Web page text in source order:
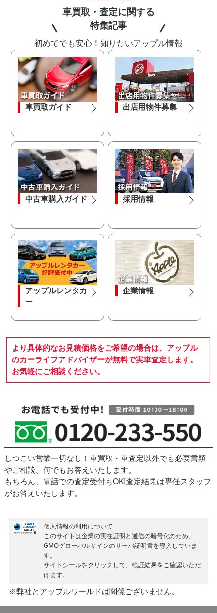
車買取・査定に関する
特集記事
初めてでも安心！知りたいアップル情報
車買取ガイド 出店用物件募集
中古車購入ガイド 採用情報
アップルレンタカ
ー
企業情報
より具体的なお見積価格をご希望の場合は、アップル
のカーライフアドバイザーが無料で実車査定します。
お気軽にご相談ください。
しつこい営業一切なし！車買取・車査定以外でも必要書類
やご相談、何でもお答えいたします。
もちろん、 電話での査定受付もOK!査定結果は専任スタッフ
がお答えいたします。
個人情報の利用について
このサイトは企業の実在証明と通信の暗号化のため、
GMOグローバルサインのサーバ証明書を導入していま
す。
サイトシールをクリックして、検証結果をご確認いただ
けます。
※弊社とアップルワールドは関係ございません。